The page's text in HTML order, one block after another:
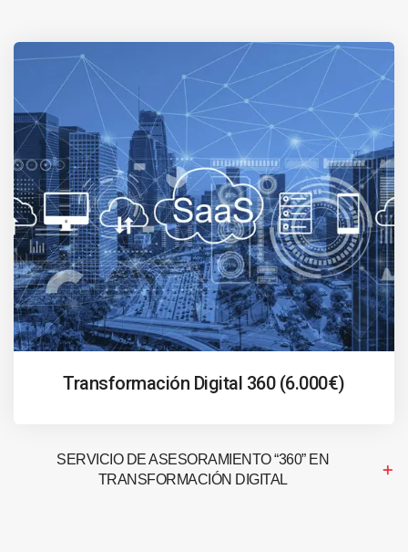
Transformación Digital 360 (6.000€)
SERVICIO DE ASESORAMIENTO “360” EN
TRANSFORMACIÓN DIGITAL